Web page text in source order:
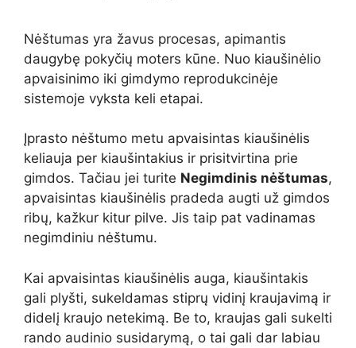
Nėštumas yra žavus procesas, apimantis
daugybę pokyčių moters kūne. Nuo kiaušinėlio
apvaisinimo iki gimdymo reprodukcinėje
sistemoje vyksta keli etapai.
Įprasto nėštumo metu apvaisintas kiaušinėlis
keliauja per kiaušintakius ir prisitvirtina prie
gimdos. Tačiau jei turite Negimdinis nėštumas,
apvaisintas kiaušinėlis pradeda augti už gimdos
ribų, kažkur kitur pilve. Jis taip pat vadinamas
negimdiniu nėštumu.
Kai apvaisintas kiaušinėlis auga, kiaušintakis
gali plyšti, sukeldamas stiprų vidinį kraujavimą ir
didelį kraujo netekimą. Be to, kraujas gali sukelti
rando audinio susidarymą, o tai gali dar labiau